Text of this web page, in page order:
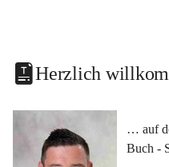
Herzlich
… auf
Buch -